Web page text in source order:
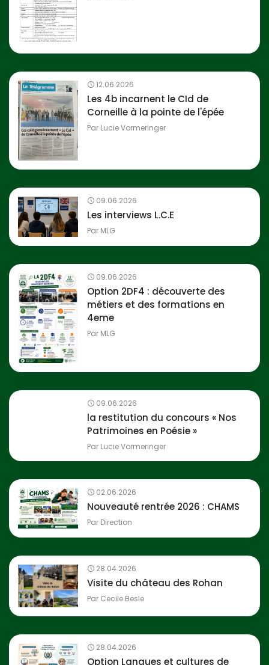
12.06.2026
Les 4b incarnent le CId de
Corneille à la pointe de l'épée
Par Lucie Vormeringer
09.06.2026
Les interviews L.C.E
Par MLG
09.06.2026
Option 2DF4 : découverte des
métiers et des formations en
4eme
Par MLG
09.06.2026
la restitution du concours « Nos
Patrimoines en Poésie »
Par Lucie Vormeringer
02.06.2026
Nouveauté rentrée 2026 : CHAMS
Par Direction
28.04.2026
Visite du château des Rohan
Par Cecile Besle
28.04.2026
Option Langues et cultures de